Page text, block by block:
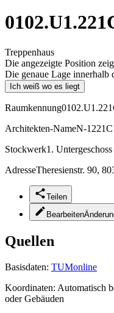
Treppenhaus
Die angezeigte Position
Die genaue Lage innerhalb
Ich weiß wo es liegt
Raumkennung
Architekten-NameN-1221C
Stockwerk1. Untergeschoss
AdresseTheresienstr. 90,
Teilen
Bearbeiten
Quellen
Basisdaten: TUMonline
Koordinaten: Automatisch
oder Gebäuden